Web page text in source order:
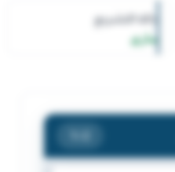
حالة التشريع
ساري